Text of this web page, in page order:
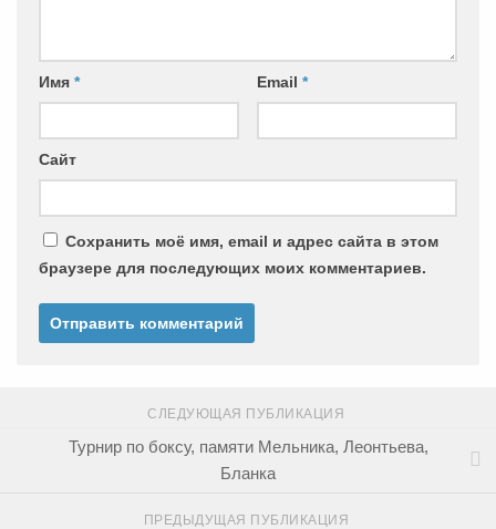
Имя * Email *
Сайт
Сохранить моё имя, email и адрес сайта в этом
браузере для последующих моих комментариев.
СЛЕДУЮЩАЯ ПУБЛИКАЦИЯ
Турнир по боксу, памяти Мельника, Леонтьева,
Бланка
ПРЕДЫДУЩАЯ ПУБЛИКАЦИЯ